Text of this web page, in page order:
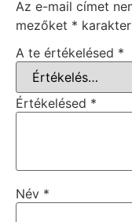
Az e-mail címet
mezőket *
A te értékelésed *
Értékelésed *
Név *